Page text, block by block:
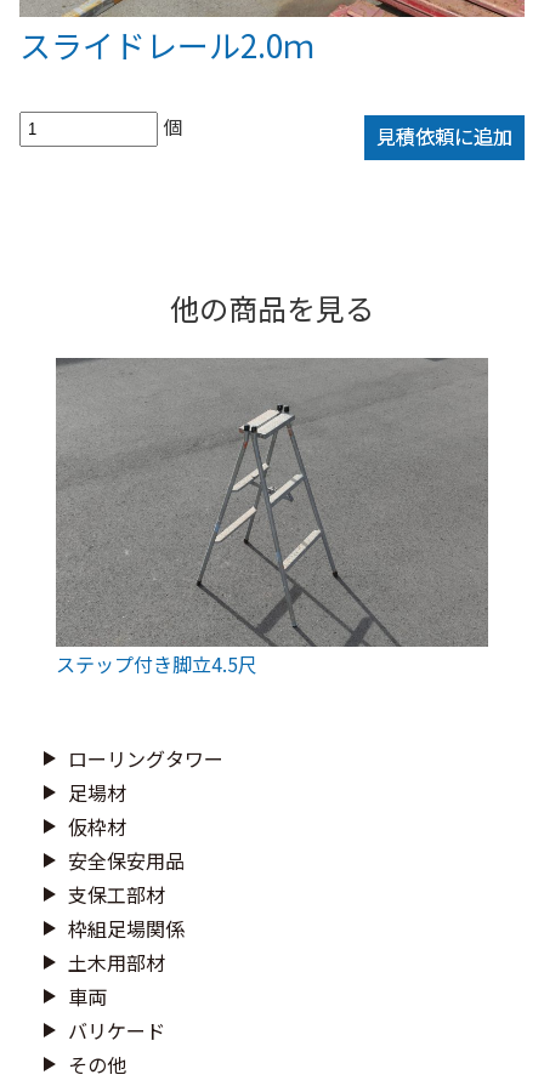
スライドレール2.0ｍ
個 見積依頼に追加
他の商品を見る
ステップ付き脚立4.5尺
ローリングタワー
足場材
仮枠材
安全保安用品
支保工部材
枠組足場関係
土木用部材
車両
バリケード
その他